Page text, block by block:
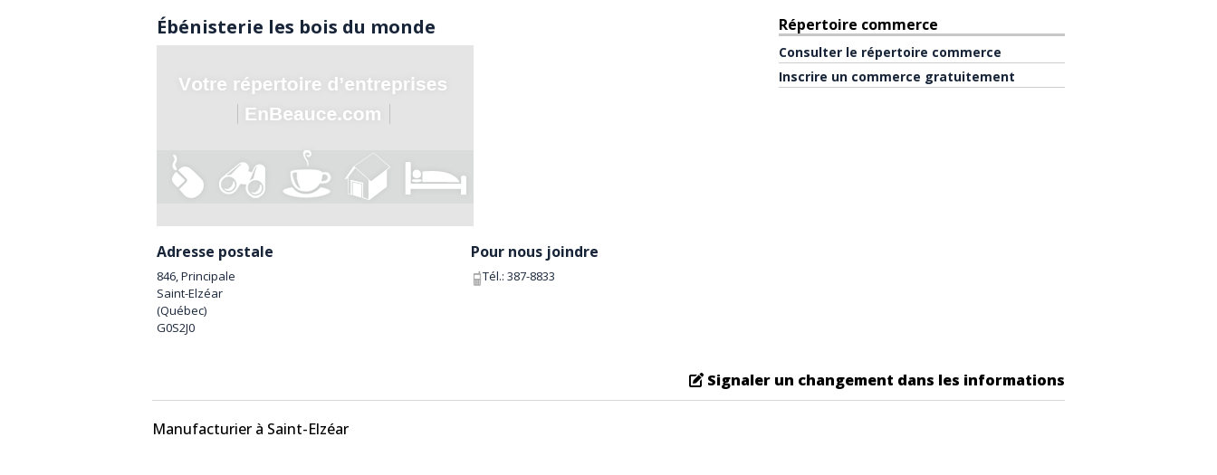
Ébénisterie les bois du monde
Adresse postale
846, Principale
Saint-Elzéar
(Québec)
G0S2J0
Pour nous joindre
Tél.: 387-8833
Répertoire commerce
Consulter le répertoire commerce
Inscrire un commerce gratuitement
Signaler un changement dans les informations
Manufacturier à Saint-Elzéar